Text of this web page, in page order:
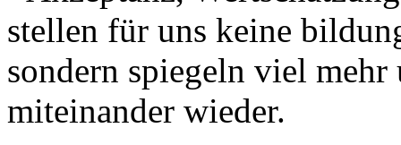
stellen für uns keine
sondern spiegeln viel
miteinander wieder.